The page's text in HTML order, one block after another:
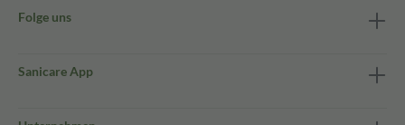
Folge uns
Sanicare App